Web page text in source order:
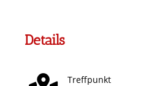
Details
Treffpunkt